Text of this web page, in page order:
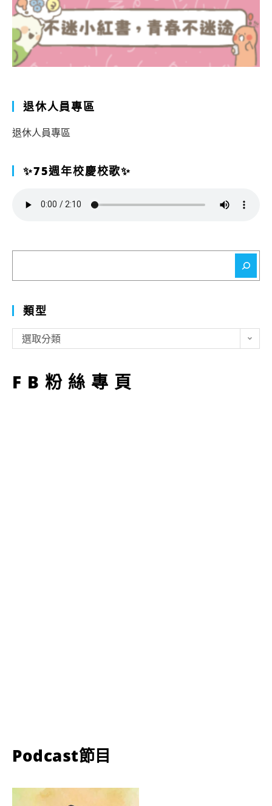
退休人員專區
退休人員專區
✨75週年校慶校歌✨
類型
型
選取分類
FB粉絲專頁
Podcast節目